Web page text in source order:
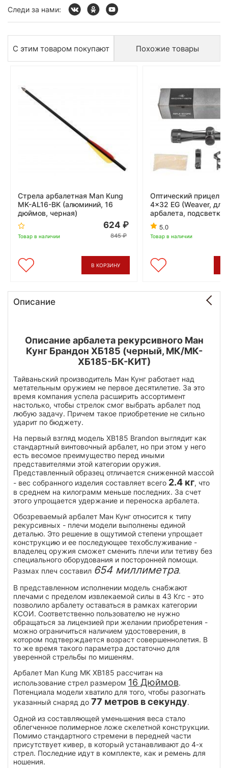
Следи за нами:
С этим товаром покупают Похожие товары
Стрела арбалетная Man Kung
MK-AL16-BK (алюминий, 16
дюймов, черная)
Товар в наличии
624
845
В КОРЗИНУ
Оптический прицел
4x32 EG (Weaver, для
арбалета,
5.0
Товар в наличии
Описание
Описание арбалета рекурсивного Ман
Кунг Брандон ХБ185 (черный, МК/МК-
ХБ185-БК-КИТ)
Тайваньский производитель Ман Кунг работает над
метательным оружием не первое десятилетие. За это
время компания успела расширить ассортимент
настолько, чтобы стрелок смог выбрать арбалет под
любую задачу. Причем такое приобретение не сильно
ударит по бюджету.
На первый взгляд модель XB185 Brandon выглядит как
стандартный винтовочный арбалет, но при этом у него
есть весомое преимущество перед иными
представителями этой категории оружия.
Представленный образец отличается сниженной массой
- вес собранного изделия составляет всего 2.4 кг, что
в среднем на килограмм меньше последних. За счет
этого упрощается удержание и переноска арбалета.
Обозреваемый арбалет Ман Кунг относится к типу
рекурсивных - плечи модели выполнены единой
деталью. Это решение в ощутимой степени упрощает
конструкцию и ее последующее техобслуживание -
владелец оружия сможет сменить плечи или тетиву без
специального оборудования и посторонней помощи.
Размах плеч составил 654 миллиметра.
В представленном исполнении модель снабжают
плечами с пределом извлекаемой силы в 43 Кгс - это
позволило арбалету оставаться в рамках категории
КСОИ. Соответственно пользователю не нужно
обращаться за лицензией при желании приобретения -
можно ограничиться наличием удостоверения, в
котором подтверждается возраст совершеннолетия. В
то же время такого параметра достаточно для
уверенной стрельбы по мишеням.
Арбалет Man Kung MK XB185 рассчитан на
использование стрел размером 16 Дюймов.
Потенциала модели хватило для того, чтобы разогнать
указанный снаряд до 77 метров в секунду.
Одной из составляющей уменьшения веса стало
облегченное полимерное ложе скелетной конструкции.
Помимо стандартного стремени в передней части
присутствует кивер, в который устанавливают до 4-х
стрел. Последние идут в комплекте, как и ремень для
ношения.